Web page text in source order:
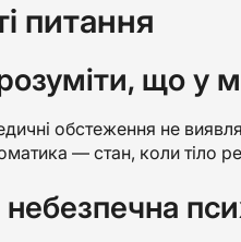
питання
що у
обстеження не
— стан, коли тіло